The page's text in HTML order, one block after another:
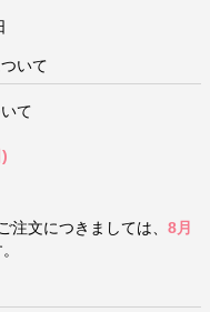
いて
て
注文につきましては、 8月